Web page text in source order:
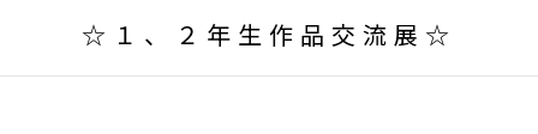
☆１、２年生作品交流展☆